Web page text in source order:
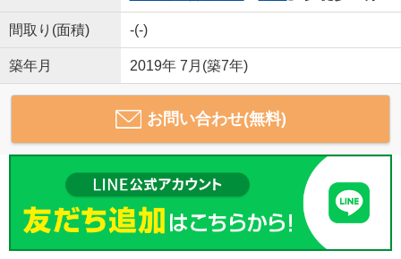
間取り(面積) -(-)
築年月 2019年 7月(築7年)
お問い合わせ(無料)